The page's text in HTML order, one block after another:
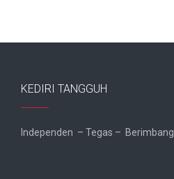
KEDIRI TANGGUH
Independen – Tegas – Berimbang